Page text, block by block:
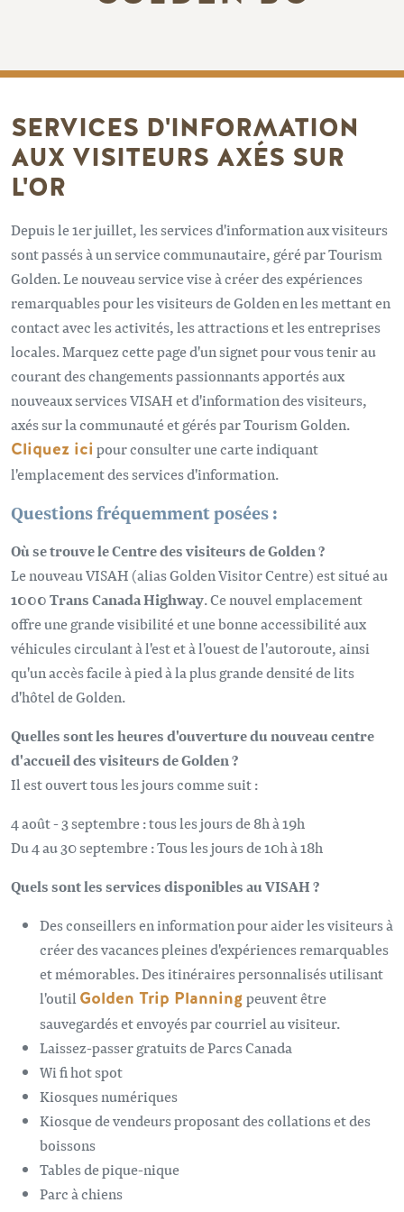
SERVICES D'INFORMATION
AUX VISITEURS AXÉS SUR
L'OR
Depuis le 1er juillet, les services d'information aux visiteurs
sont passés à un service communautaire, géré par Tourism
Golden. Le nouveau service vise à créer des expériences
remarquables pour les visiteurs de Golden en les mettant en
contact avec les activités, les attractions et les entreprises
locales. Marquez cette page d'un signet pour vous tenir au
courant des changements passionnants apportés aux
nouveaux services VISAH et d'information des visiteurs,
axés sur la communauté et gérés par Tourism Golden.
Cliquez ici pour consulter une carte indiquant
l'emplacement des services d'information.
Questions fréquemment posées :
Où se trouve le Centre des visiteurs de Golden ?
Le nouveau VISAH (alias Golden Visitor Centre) est situé au
1000 Trans Canada Highway. Ce nouvel emplacement
offre une grande visibilité et une bonne accessibilité aux
véhicules circulant à l'est et à l'ouest de l'autoroute, ainsi
qu'un accès facile à pied à la plus grande densité de lits
d'hôtel de Golden.
Quelles sont les heures d'ouverture du nouveau centre
d'accueil des visiteurs de Golden ?
Il est ouvert tous les jours comme suit :
4 août - 3 septembre : tous les jours de 8h à 19h
Du 4 au 30 septembre : Tous les jours de 10h à 18h
Quels sont les services disponibles au VISAH ?
Des conseillers en information pour aider les visiteurs à
créer des vacances pleines d'expériences remarquables
et mémorables. Des itinéraires personnalisés utilisant
l'outilGolden Trip Planningpeuvent être
sauvegardés et envoyés par courriel au visiteur.
Laissez-passer gratuits de Parcs Canada
Wi fi hot spot
Kiosques numériques
Kiosque de vendeurs proposant des collations et des
boissons
Tables de pique-nique
Parc à chiens